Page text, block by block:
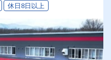
休日8日以上